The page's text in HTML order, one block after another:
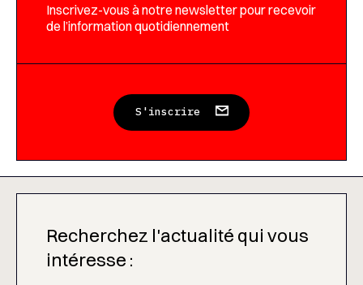
Inscrivez-vous à notre newsletter pour recevoir
de l’information quotidiennement
S'inscrire
Recherchez l'actualité qui vous
intéresse :